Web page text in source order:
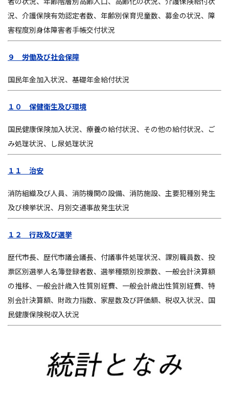
況、介護保険有効認定者数、年齢別保育児童数、募金の状況、障
害程度別身体障害者手帳交付状況
９ 労働及び社会保障
国民年金加入状況、基礎年金給付状況
１０ 保健衛生及び環境
国民健康保険加入状況、療養の給付状況、その他の給付状況、ご
み処理状況、し尿処理状況
１１ 治安
消防組織及び人員、消防機関の設備、消防施設、主要犯種別発生
及び検挙状況、月別交通事故発生状況
１２ 行政及び選挙
歴代市長、歴代市議会議長、付議事件処理状況、課別職員数、投
票区別選挙人名簿登録者数、選挙種類別投票数、一般会計決算額
の推移、一般会計歳入性質別経費、一般会計歳出性質別経費、特
別会計決算額、財政力指数、家屋数及び評価額、税収入状況、国
民健康保険税収入状況